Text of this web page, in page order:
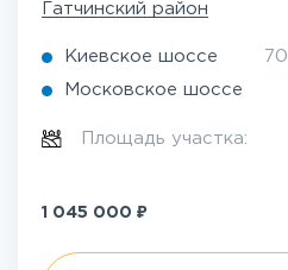
Гатчинский район
Киевское шоссе
Московское шоссе
Площадь участка:
1 045 000 ₽